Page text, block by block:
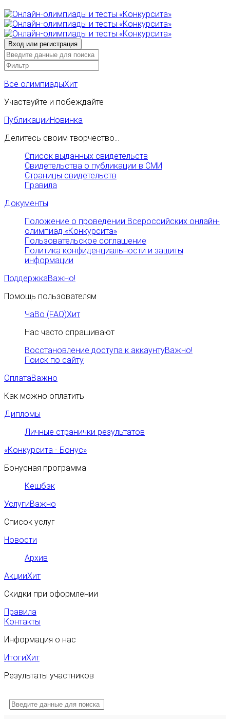
Все олимпиадыХит
Участвуйте и побеждайте
ПубликацииНовинка
Делитесь своим творчество...
Список выданных свидетельств
Свидетельства о публикации в СМИ
Страницы свидетельств
Правила
Документы
Положение о проведении Всероссийских онлайн-
олимпиад «Конкурсита»
Пользовательское соглашение
Политика конфиденциальности и защиты
информации
ПоддержкаВажно!
Помощь пользователям
ЧаВо (FAQ)Хит
Нас часто спрашивают
Восстановление доступа к аккаунтуВажно!
Поиск по сайту
ОплатаВажно
Как можно оплатить
Дипломы
Личные странички результатов
«Конкурсита - Бонус»
Бонусная программа
Кешбэк
УслугиВажно
Список услуг
Новости
Архив
АкцииХит
Скидки при оформлении
Правила
Контакты
Информация о нас
ИтогиХит
Результаты участников